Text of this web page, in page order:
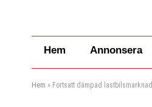
Hem Annonsera
Hem » Fortsatt dämpad lastbilsmarknad